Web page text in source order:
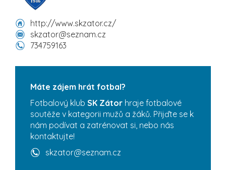
http://www.skzator.cz/
skzator@seznam.cz
734759163
Máte zájem hrát fotbal?
Fotbalový klub SK Zátor hraje fotbalové
soutěže v kategorii mužů a žáků. Přijďte se k
nám podívat a zatrénovat si, nebo nás
kontaktujte!
skzator@seznam.cz